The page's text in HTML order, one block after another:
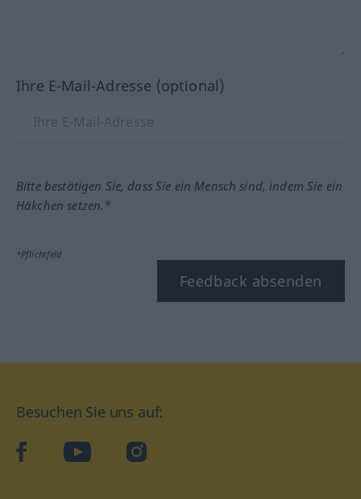
Ihre E-Mail-Adresse (optional)
Bitte bestätigen Sie, dass Sie ein Mensch sind, indem Sie ein
Häkchen setzen.*
*Pflichtfeld
Feedback absenden
Besuchen Sie uns auf:
facebookYouTube Instagram